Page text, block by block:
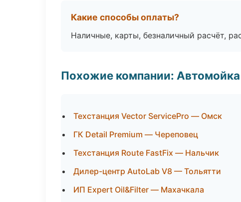
Какие способы оплаты?
Наличные, карты, безналичный расчёт,
Похожие компании: Автомойка
Техстанция Vector ServicePro — Омск
ГК Detail Premium — Череповец
Техстанция Route FastFix — Нальчик
Дилер-центр AutoLab V8 — Тольятти
ИП Expert Oil&Filter — Махачкала